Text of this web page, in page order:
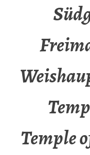
Temple